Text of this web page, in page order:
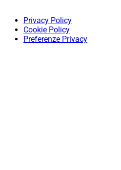
Privacy Policy
Cookie Policy
Preferenze Privacy